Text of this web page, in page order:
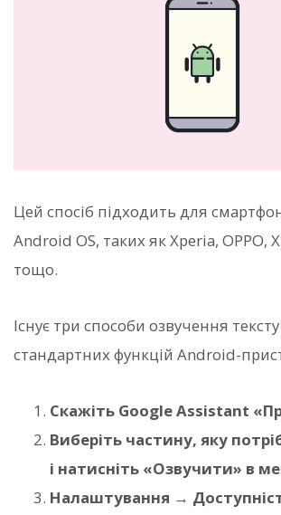
Цей спосіб підходить для
Android OS, таких як Xperia, OPPO,
тощо.
Існує три способи озвучення
стандартних функцій Android-
Скажіть Google Assistant
Виберіть частину, яку
і натисніть «Озвучити» в
Налаштування →